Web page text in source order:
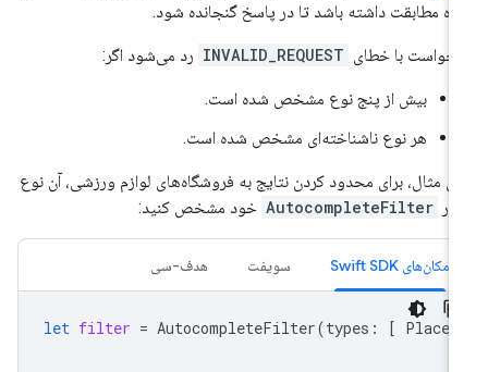
مطابقت داشته باشد تا در پاسخ گنجانده شود.
با خطای INVALID_REQUEST رد می‌شود اگر:
بیش از پنج نوع مشخص شده است.
هر نوع ناشناخته‌ای مشخص شده است.
مثال، برای محدود کردن نتایج به فروشگاه‌های لوازم ورزشی، آن نوع
AutocompleteFilter خود مشخص کنید:
مکان‌های Swift SDK سویفت هدف-سی
let filter = AutocompleteFilter(types [